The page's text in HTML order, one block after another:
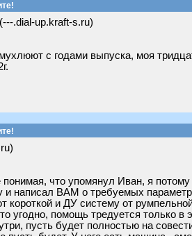
(---.dial-up.kraft-s.ru)
с годами выпуска, моя
понимая, что упомянул Иван, я
и написал ВАМ о требуемых
короткой и ДУ систему от
угодно, помощь тредуется только
пусть будет полностью на